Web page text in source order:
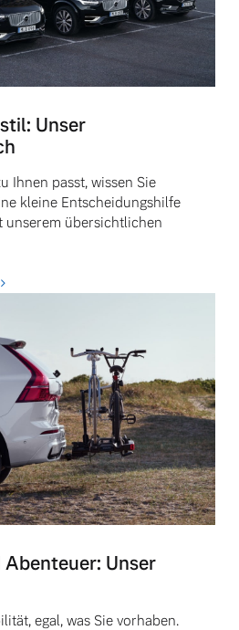
Unser
Ihnen passt, wissen Sie
kleine Entscheidungshilfe
unserem übersichtlichen
Unser
egal, was Sie vorhaben.